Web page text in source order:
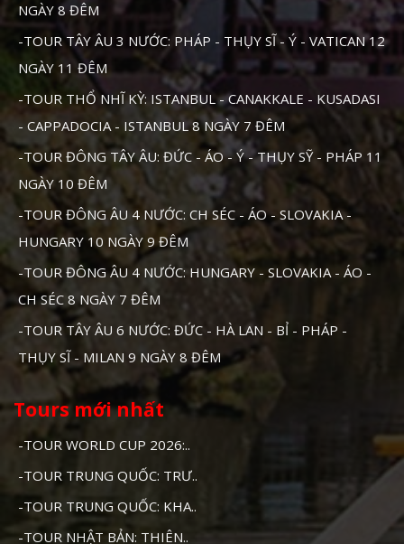
NGÀY 8 ĐÊM
-TOUR TÂY ÂU 3 NƯỚC: PHÁP - THỤY SĨ - Ý - VATICAN 12
NGÀY 11 ĐÊM
-TOUR THỔ NHĨ KỲ: ISTANBUL - CANAKKALE - KUSADASI
- CAPPADOCIA - ISTANBUL 8 NGÀY 7 ĐÊM
-TOUR ĐÔNG TÂY ÂU: ĐỨC - ÁO - Ý - THỤY SỸ - PHÁP 11
NGÀY 10 ĐÊM
-TOUR ĐÔNG ÂU 4 NƯỚC: CH SÉC - ÁO - SLOVAKIA -
HUNGARY 10 NGÀY 9 ĐÊM
-TOUR ĐÔNG ÂU 4 NƯỚC: HUNGARY - SLOVAKIA - ÁO -
CH SÉC 8 NGÀY 7 ĐÊM
-TOUR TÂY ÂU 6 NƯỚC: ĐỨC - HÀ LAN - BỈ - PHÁP -
THỤY SĨ - MILAN 9 NGÀY 8 ĐÊM
Tours mới nhất
-TOUR WORLD CUP 2026:..
-TOUR TRUNG QUỐC: TRƯ..
-TOUR TRUNG QUỐC: KHA..
-TOUR NHẬT BẢN: THIÊN..